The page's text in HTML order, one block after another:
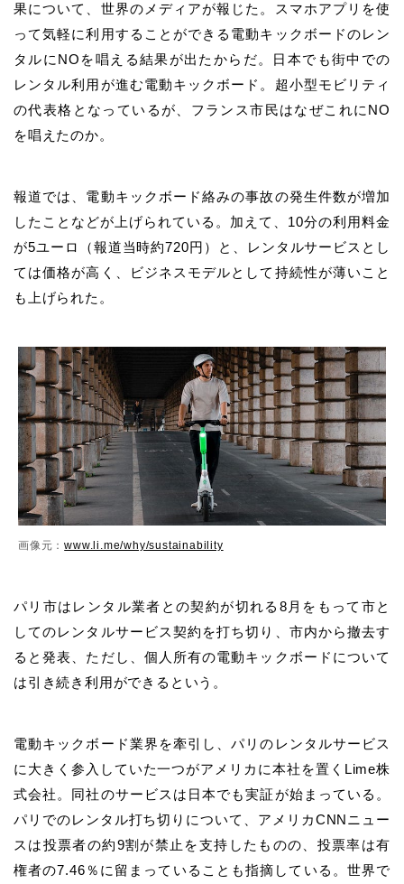
果について、世界のメディアが報じた。スマホアプリを使
って気軽に利用することができる電動キックボードのレン
タルにNOを唱える結果が出たからだ。日本でも街中での
レンタル利用が進む電動キックボード。超小型モビリティ
の代表格となっているが、フランス市民はなぜこれにNO
を唱えたのか。
報道では、電動キックボード絡みの事故の発生件数が増加
したことなどが上げられている。加えて、10分の利用料金
が5ユーロ（報道当時約720円）と、レンタルサービスとし
ては価格が高く、ビジネスモデルとして持続性が薄いこと
も上げられた。
画像元：www.li.me/why/sustainability
パリ市はレンタル業者との契約が切れる8月をもって市と
してのレンタルサービス契約を打ち切り、市内から撤去す
ると発表、ただし、個人所有の電動キックボードについて
は引き続き利用ができるという。
電動キックボード業界を牽引し、パリのレンタルサービス
に大きく参入していた一つがアメリカに本社を置くLime株
式会社。同社のサービスは日本でも実証が始まっている。
パリでのレンタル打ち切りについて、アメリカCNNニュー
スは投票者の約9割が禁止を支持したものの、投票率は有
権者の7.46％に留まっていることも指摘している。世界で